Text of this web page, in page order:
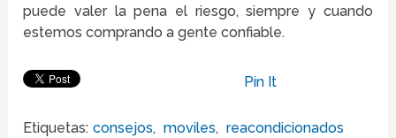
puede valer la pena el riesgo, siempre y cuando
estemos comprando a gente confiable.
Pin It
Etiquetas: consejos, moviles, reacondicionados